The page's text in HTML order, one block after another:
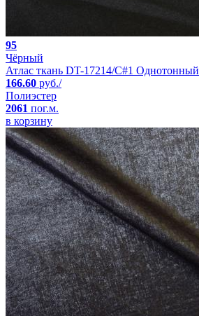
95
Чёрный
Атлас ткань DT-17214/C#1 Однотонный
166.60 руб./
Полиэстер
2061 пог.м.
в корзину